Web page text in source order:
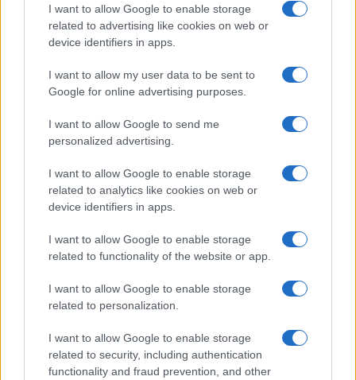
I want to allow Google to enable storage
related to advertising like cookies on web or
device identifiers in apps.
I want to allow my user data to be sent to
Google for online advertising purposes.
I want to allow Google to send me
personalized advertising.
I want to allow Google to enable storage
related to analytics like cookies on web or
device identifiers in apps.
I want to allow Google to enable storage
related to functionality of the website or app.
I want to allow Google to enable storage
related to personalization.
I want to allow Google to enable storage
related to security, including authentication
functionality and fraud prevention, and other
Andrea Conforti · 6 Ago 2026
MERCATO E TRASFERIMENTI